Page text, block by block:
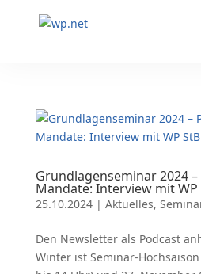
Grundlagenseminar 2024
Mandate: Interview mit
25.10.2024| Aktuelles,
Den Newsletter als Podcast
Winter ist Seminar-